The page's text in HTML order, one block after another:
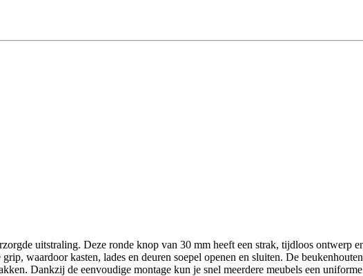
uitstraling. Deze ronde knop van 30 mm heeft een strak, tijdloos ontwerp
waardoor kasten, lades en deuren soepel openen en sluiten. De
Dankzij de eenvoudige montage kun je snel meerdere meubels een